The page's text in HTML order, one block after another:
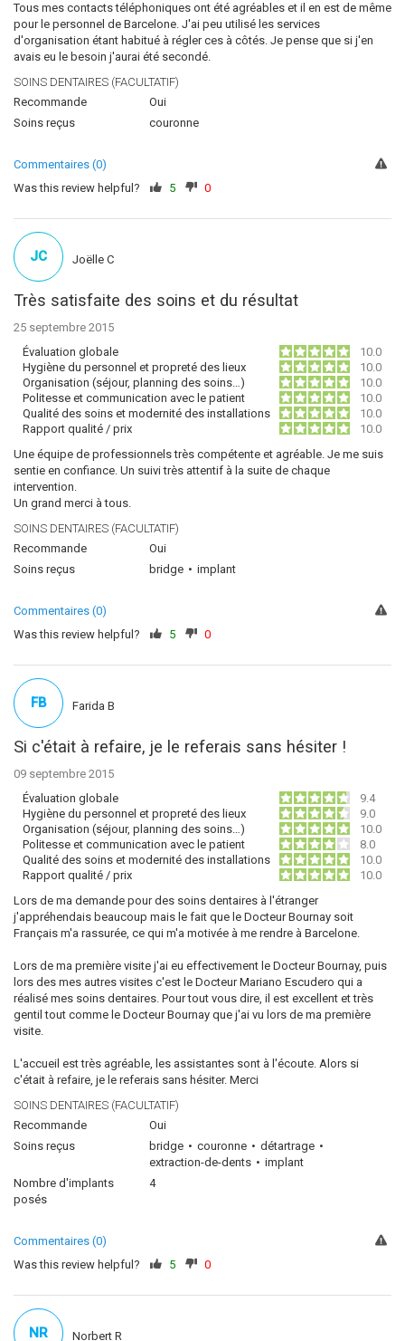
Tous mes contacts téléphoniques ont été agréables et il en est de même
pour le personnel de Barcelone. J'ai peu utilisé les services
d'organisation étant habitué à régler ces à côtés. Je pense que si j'en
avais eu le besoin j'aurai été secondé.
SOINS DENTAIRES (FACULTATIF)
Recommande
Oui
Soins reçus
couronne
Commentaires (0)
Was this review helpful?
5 0
Très satisfaite des soins et du résultat
25 septembre 2015
Évaluation globale
10.0
Hygiène du personnel et propreté des lieux
10.0
Organisation (séjour, planning des soins…)
10.0
Politesse et communication avec le patient
10.0
Qualité des soins et modernité des installations
10.0
Rapport qualité / prix
10.0
Une équipe de professionnels très compétente et agréable. Je me suis
sentie en confiance. Un suivi très attentif à la suite de chaque
intervention.
Un grand merci à tous.
SOINS DENTAIRES (FACULTATIF)
Recommande
Oui
Soins reçus
bridge implant
JC Joëlle C
Commentaires (0)
Was this review helpful?
5 0
Si c'était à refaire, je le referais sans hésiter !
09 septembre 2015
Évaluation globale
9.4
Hygiène du personnel et propreté des lieux
9.0
Organisation (séjour, planning des soins…)
10.0
Politesse et communication avec le patient
8.0
Qualité des soins et modernité des installations
10.0
Rapport qualité / prix
10.0
Lors de ma demande pour des soins dentaires à l'étranger
j'appréhendais beaucoup mais le fait que le Docteur Bournay soit
Français m'a rassurée, ce qui m'a motivée à me rendre à Barcelone.
Lors de ma première visite j'ai eu effectivement le Docteur Bournay, puis
lors des mes autres visites c'est le Docteur Mariano Escudero qui a
réalisé mes soins dentaires. Pour tout vous dire, il est excellent et très
gentil tout comme le Docteur Bournay que j'ai vu lors de ma première
visite.
L'accueil est très agréable, les assistantes sont à l'écoute. Alors si
c'était à refaire, je le referais sans hésiter. Merci
SOINS DENTAIRES (FACULTATIF)
Recommande
Oui
Soins reçus
bridge couronne
détartrage
extraction-de-dents
implant
Nombre d'implants
posés
4
FB Farida B
Commentaires (0)
Was this review helpful?
5 0
NR Norbert R